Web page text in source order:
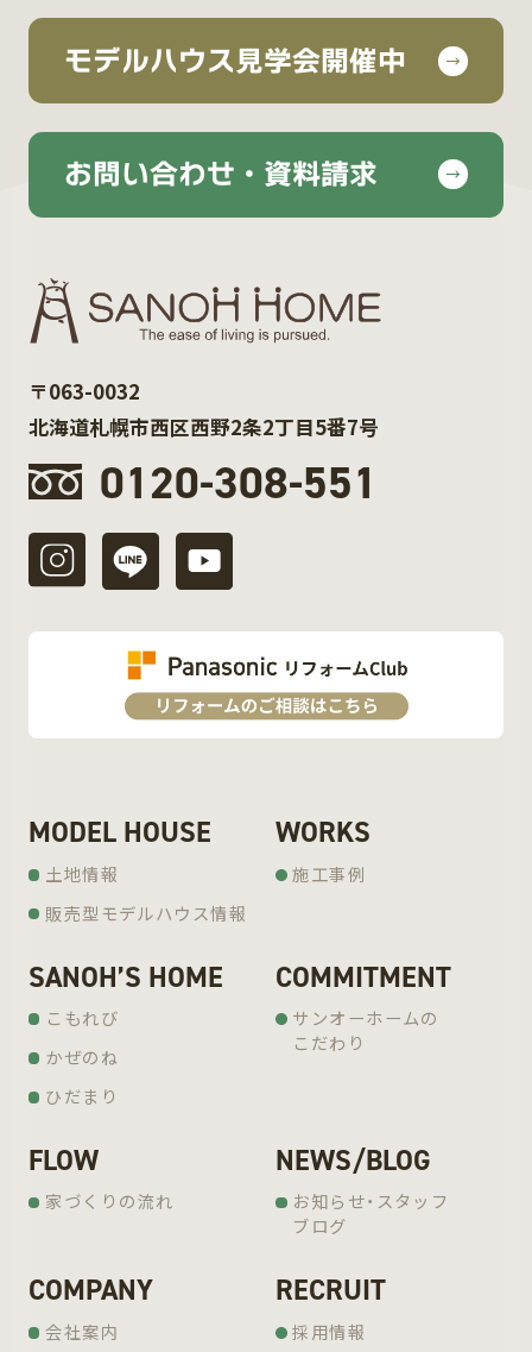
モデルハウス見学会開催中
お問い合わせ・資料請求
〒063-0032
北海道札幌市西区西野2条2丁目5番7号
0120-308-551
MODEL HOUSE
土地情報
販売型モデルハウス情報
WORKS
施工事例
SANOH’S HOME
こもれび
かぜのね
ひだまり
COMMITMENT
サンオーホームの
こだわり
FLOW
家づくりの流れ
NEWS/BLOG
お知らせ・スタッフ
ブログ
COMPANY
会社案内
RECRUIT
採用情報